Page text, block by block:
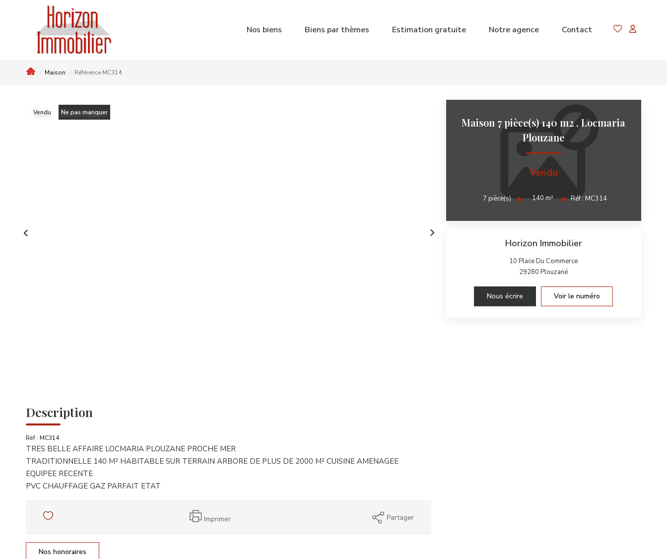
Nos biens Biens par thèmes Estimation gratuite Notre agence Contact
Maison Référence MC314
Vendu Ne pas manquer
Description
Réf : MC314
TRES BELLE AFFAIRE LOCMARIA PLOUZANE PROCHE MER
TRADITIONNELLE 140 M² HABITABLE SUR TERRAIN ARBORE DE PLUS DE 2000 M² CUISINE AMENAGEE
EQUIPEE RECENTE
PVC CHAUFFAGE GAZ PARFAIT ETAT
Imprimer Partager
Nos honoraires
Maison 7 pièce(s) 140 m2,Locmaria
Plouzane
Vendu
7 pièce(s) 140m² Réf : MC314
Horizon Immobilier
10 Place Du Commerce
29280Plouzané
Nous écrire Voir le numéro